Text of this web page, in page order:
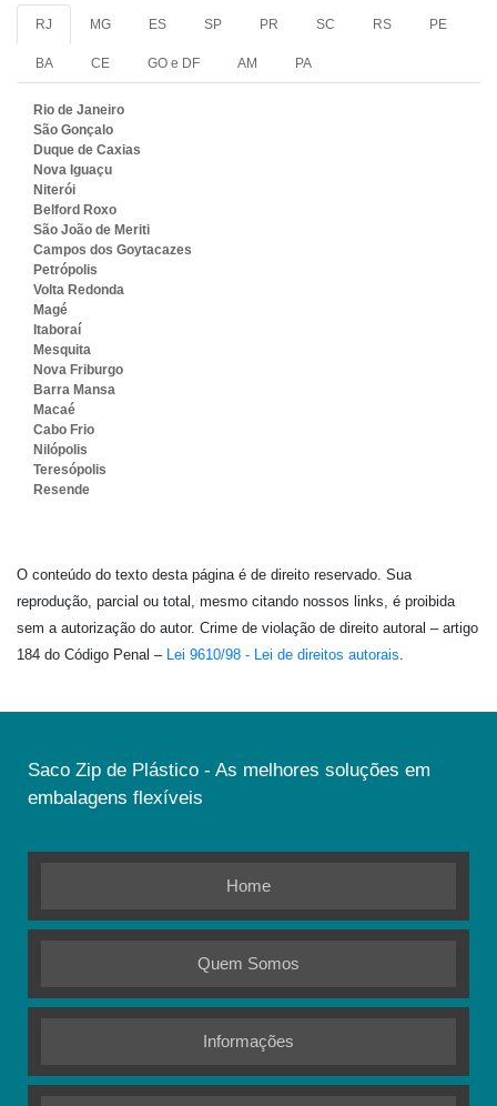
RJ MG ES SP PR SC RS PE
BA CE GO e DF AM PA
Rio de Janeiro
São Gonçalo
Duque de Caxias
Nova Iguaçu
Niterói
Belford Roxo
São João de Meriti
Campos dos Goytacazes
Petrópolis
Volta Redonda
Magé
Itaboraí
Mesquita
Nova Friburgo
Barra Mansa
Macaé
Cabo Frio
Nilópolis
Teresópolis
Resende
O conteúdo do texto desta página é de direito reservado. Sua
reprodução, parcial ou total, mesmo citando nossos links, é proibida
sem a autorização do autor. Crime de violação de direito autoral – artigo
184 do Código Penal – Lei 9610/98 - Lei de direitos autorais
Saco Zip de Plástico - As melhores soluções em
embalagens flexíveis
Home
Quem Somos
Informações